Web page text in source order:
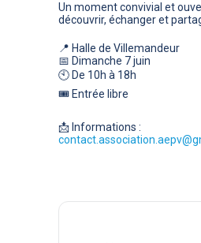
Un moment convivial et
découvrir, échanger et
📍 Halle de Villemandeur
📅 Dimanche 7 juin
🕙 De 10h à 18h
🎟 Entrée libre
📩 Informations :